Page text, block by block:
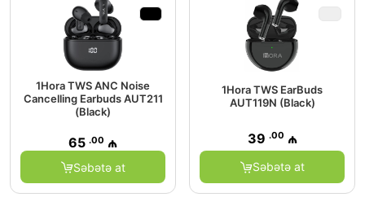
1Hora TWS ANC Noise
Cancelling Earbuds AUT211
(Black)
65 .00 ₼
Səbətə at
1Hora TWS EarBuds
AUT119N (Black)
39 .00 ₼
Səbətə at